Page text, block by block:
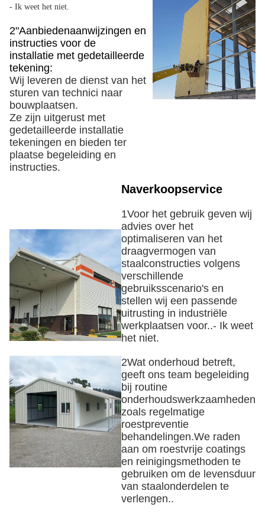
- Ik weet het niet.
2"Aanbiedenaanwijzingen en
instructies voor de
installatie met gedetailleerde
tekening:
Wij leveren de dienst van het
sturen van technici naar
bouwplaatsen.
Ze zijn uitgerust met
gedetailleerde installatie
tekeningen en bieden ter
plaatse begeleiding en
instructies.
Naverkoopservice
1Voor het gebruik geven wij
advies over het
optimaliseren van het
draagvermogen van
staalconstructies volgens
verschillende
gebruiksscenario's en
stellen wij een passende
uitrusting in industriële
werkplaatsen voor..- Ik weet
het niet.
2Wat onderhoud betreft,
geeft ons team begeleiding
bij routine
onderhoudswerkzaamheden
zoals regelmatige
roestpreventie
behandelingen.We raden
aan om roestvrije coatings
en reinigingsmethoden te
gebruiken om de levensduur
van staalonderdelen te
verlengen..